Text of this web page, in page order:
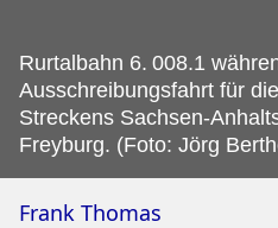
Rurtalbahn 6. 008.1
Ausschreibungsfahrt für
Streckens Sachsen-
Freyburg. (Foto: Jörg
Frank Thomas